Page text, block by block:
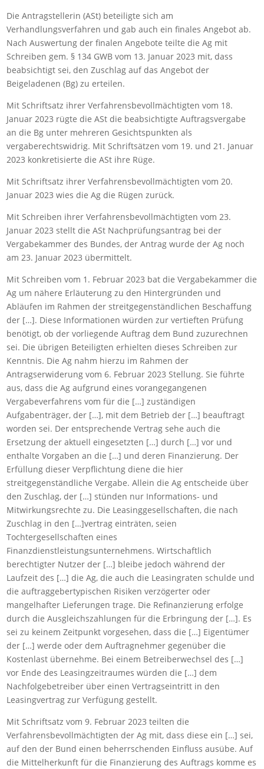
Die Antragstellerin (ASt) beteiligte sich am
Verhandlungsverfahren und gab auch ein finales Angebot ab.
Nach Auswertung der finalen Angebote teilte die Ag mit
Schreiben gem. § 134 GWB vom 13. Januar 2023 mit, dass
beabsichtigt sei, den Zuschlag auf das Angebot der
Beigeladenen (Bg) zu erteilen.
Mit Schriftsatz ihrer Verfahrensbevollmächtigten vom 18.
Januar 2023 rügte die ASt die beabsichtigte Auftragsvergabe
an die Bg unter mehreren Gesichtspunkten als
vergaberechtswidrig. Mit Schriftsätzen vom 19. und 21. Januar
2023 konkretisierte die ASt ihre Rüge.
Mit Schriftsatz ihrer Verfahrensbevollmächtigten vom 20.
Januar 2023 wies die Ag die Rügen zurück.
Mit Schreiben ihrer Verfahrensbevollmächtigten vom 23.
Januar 2023 stellt die ASt Nachprüfungsantrag bei der
Vergabekammer des Bundes, der Antrag wurde der Ag noch
am 23. Januar 2023 übermittelt.
Mit Schreiben vom 1. Februar 2023 bat die Vergabekammer die
Ag um nähere Erläuterung zu den Hintergründen und
Abläufen im Rahmen der streitgegenständlichen Beschaffung
der […]. Diese Informationen würden zur vertieften Prüfung
benötigt, ob der vorliegende Auftrag dem Bund zuzurechnen
sei. Die übrigen Beteiligten erhielten dieses Schreiben zur
Kenntnis. Die Ag nahm hierzu im Rahmen der
Antragserwiderung vom 6. Februar 2023 Stellung. Sie führte
aus, dass die Ag aufgrund eines vorangegangenen
Vergabeverfahrens vom für die […] zuständigen
Aufgabenträger, der […], mit dem Betrieb der […] beauftragt
worden sei. Der entsprechende Vertrag sehe auch die
Ersetzung der aktuell eingesetzten […] durch […] vor und
enthalte Vorgaben an die […] und deren Finanzierung. Der
Erfüllung dieser Verpflichtung diene die hier
streitgegenständliche Vergabe. Allein die Ag entscheide über
den Zuschlag, der […] stünden nur Informations- und
Mitwirkungsrechte zu. Die Leasinggesellschaften, die nach
Zuschlag in den […]vertrag einträten, seien
Tochtergesellschaften eines
Finanzdienstleistungsunternehmens. Wirtschaftlich
berechtigter Nutzer der […] bleibe jedoch während der
Laufzeit des […] die Ag, die auch die Leasingraten schulde und
die auftraggebertypischen Risiken verzögerter oder
mangelhafter Lieferungen trage. Die Refinanzierung erfolge
durch die Ausgleichszahlungen für die Erbringung der […]. Es
sei zu keinem Zeitpunkt vorgesehen, dass die […] Eigentümer
der […] werde oder dem Auftragnehmer gegenüber die
Kostenlast übernehme. Bei einem Betreiberwechsel des […]
vor Ende des Leasingzeitraumes würden die […] dem
Nachfolgebetreiber über einen Vertragseintritt in den
Leasingvertrag zur Verfügung gestellt.
Mit Schriftsatz vom 9. Februar 2023 teilten die
Verfahrensbevollmächtigten der Ag mit, dass diese ein […] sei,
auf den der Bund einen beherrschenden Einfluss ausübe. Auf
die Mittelherkunft für die Finanzierung des Auftrags komme es